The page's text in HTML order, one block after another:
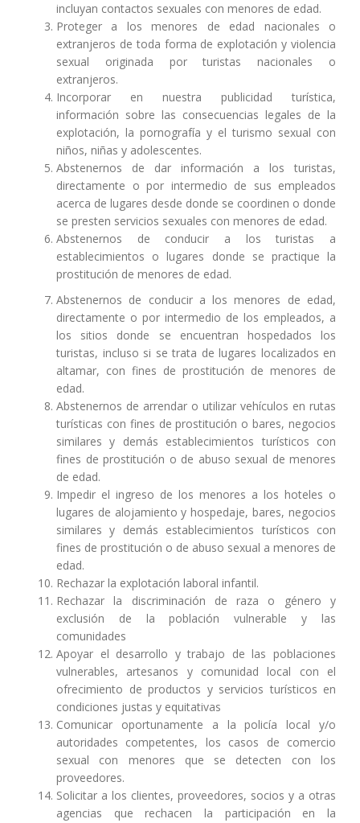
incluyan contactos sexuales con menores de edad.
Proteger a los menores de edad nacionales o
extranjeros de toda forma de explotación y violencia
sexual originada por turistas nacionales o
extranjeros.
Incorporar en nuestra publicidad turística,
información sobre las consecuencias legales de la
explotación, la pornografía y el turismo sexual con
niños, niñas y adolescentes.
Abstenernos de dar información a los turistas,
directamente o por intermedio de sus empleados
acerca de lugares desde donde se coordinen o donde
se presten servicios sexuales con menores de edad.
Abstenernos de conducir a los turistas a
establecimientos o lugares donde se practique la
prostitución de menores de edad.
Abstenernos de conducir a los menores de edad,
directamente o por intermedio de los empleados, a
los sitios donde se encuentran hospedados los
turistas, incluso si se trata de lugares localizados en
altamar, con fines de prostitución de menores de
edad.
Abstenernos de arrendar o utilizar vehículos en rutas
turísticas con fines de prostitución o bares, negocios
similares y demás establecimientos turísticos con
fines de prostitución o de abuso sexual de menores
de edad.
Impedir el ingreso de los menores a los hoteles o
lugares de alojamiento y hospedaje, bares, negocios
similares y demás establecimientos turísticos con
fines de prostitución o de abuso sexual a menores de
edad.
Rechazar la explotación laboral infantil.
Rechazar la discriminación de raza o género y
exclusión de la población vulnerable y las
comunidades
Apoyar el desarrollo y trabajo de las poblaciones
vulnerables, artesanos y comunidad local con el
ofrecimiento de productos y servicios turísticos en
condiciones justas y equitativas
Comunicar oportunamente a la policía local y/o
autoridades competentes, los casos de comercio
sexual con menores que se detecten con los
proveedores.
Solicitar a los clientes, proveedores, socios y a otras
agencias que rechacen la participación en la